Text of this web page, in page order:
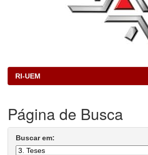
RI-UEM
Página de Busca
Buscar em: